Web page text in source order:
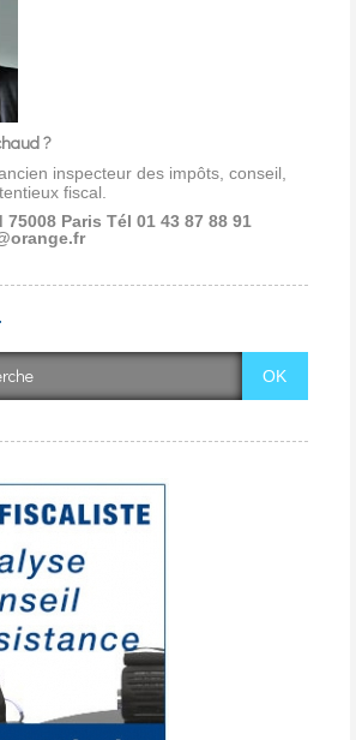
?
inspecteur des impôts, conseil,
fiscal.
75008 Paris Tél 01 43 87 88 91